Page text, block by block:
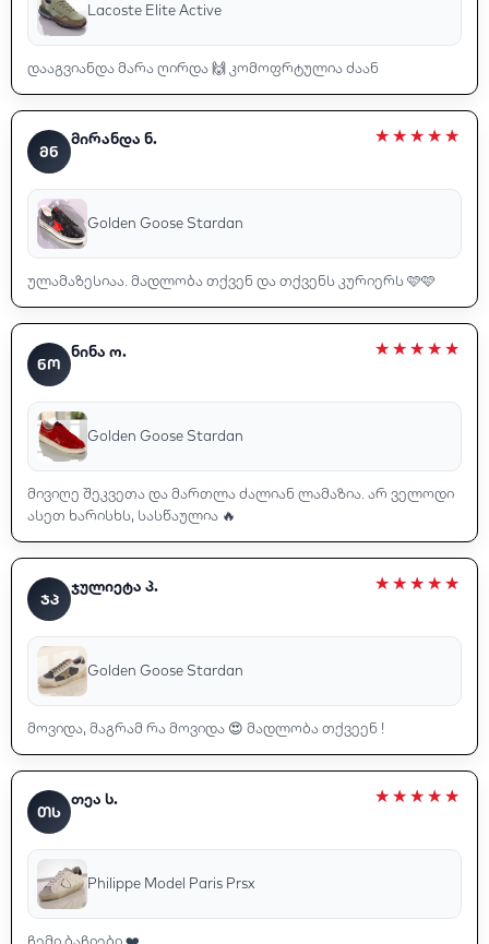
Lacoste Elite Active
დააგვიანდა მარა ღირდა 🙌 კომოფრტულია ძაან
ᲛᲜ
მირანდა ნ.
Golden Goose Stardan
ულამაზესიაა. მადლობა თქვენ და თქვენს კურიერს 🩷🩷
ᲜᲝ
ნინა ო.
Golden Goose Stardan
მივიღე შეკვეთა და მართლა ძალიან ლამაზია. არ ველოდი
ასეთ ხარისხს, სასწაულია 🔥
ᲯᲞ
ჯულიეტა პ.
Golden Goose Stardan
მოვიდა, მაგრამ რა მოვიდა 😍 მადლობა თქვეენ !
ᲗᲡ
თეა ს.
Philippe Model Paris Prsx